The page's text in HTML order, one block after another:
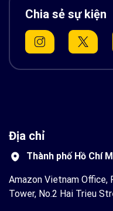
Chia sẻ sự kiện
Địa chỉ
Thành phố Hồ Chí
Amazon Vietnam Office,
Tower, No.2 Hai Trieu